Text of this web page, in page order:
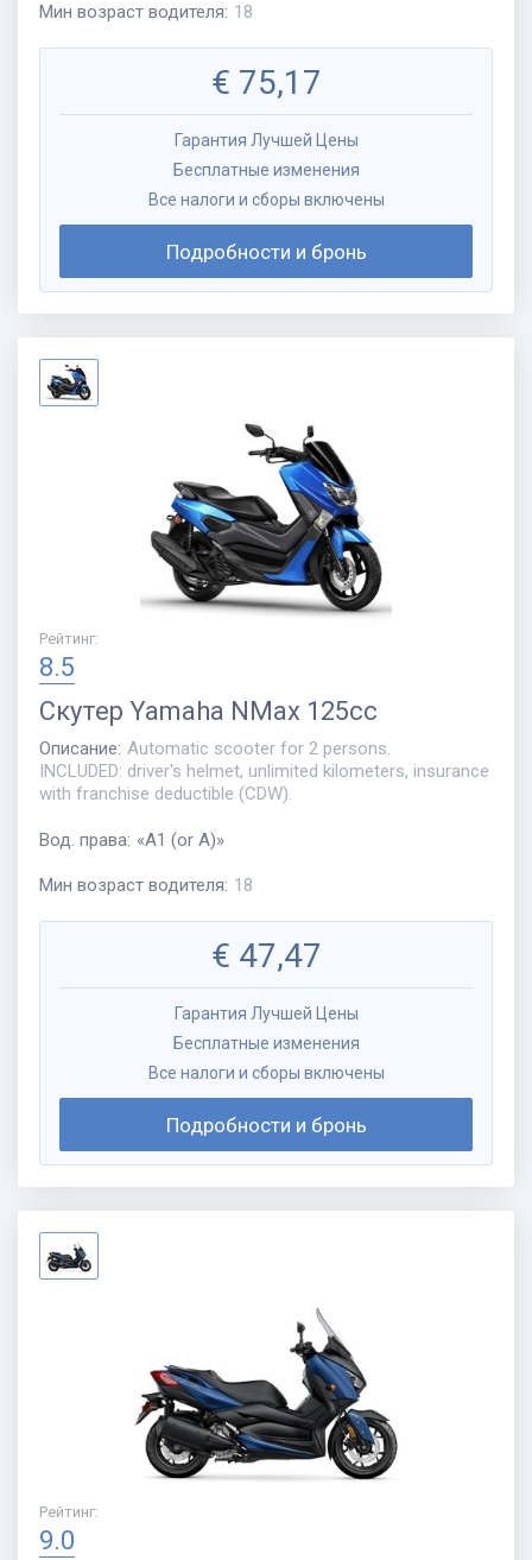
Мин возраст водителя: 18
€ 75,17
Гарантия Лучшей Цены
Бесплатные изменения
Все налоги и сборы включены
Подробности и бронь
Рейтинг:
8.5
Скутер Yamaha NMax 125cc
Описание: Automatic scooter for 2 persons.
INCLUDED: driver's helmet, unlimited kilometers, insurance
with franchise deductible (CDW).
Вод. права: «A1 (or A)»
Мин возраст водителя: 18
€ 47,47
Гарантия Лучшей Цены
Бесплатные изменения
Все налоги и сборы включены
Подробности и бронь
Рейтинг:
9.0